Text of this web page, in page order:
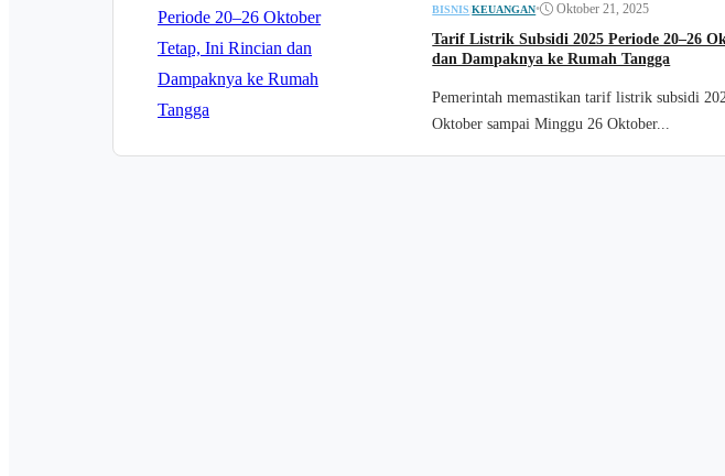
BISNIS |KEUANGAN• Oktober 21, 2025
Tarif Listrik Subsidi 2025 Periode 20–26
dan Dampaknya ke Rumah Tangga
Pemerintah memastikan tarif listrik subsidi
Oktober sampai Minggu 26 Oktober...